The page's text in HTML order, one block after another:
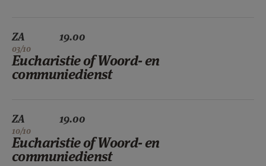
ZA
03/10
19.00
Eucharistie of Woord- en
communiedienst
ZA
10/10
19.00
Eucharistie of Woord- en
communiedienst